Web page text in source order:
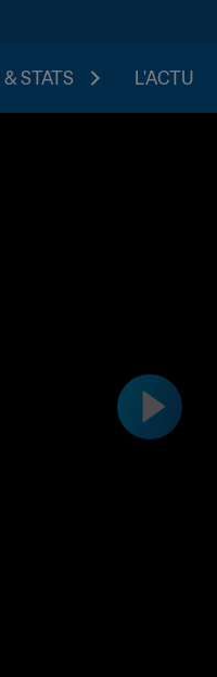
STATS L'ACTU